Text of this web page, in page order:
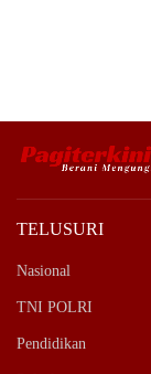
TELUSURI
Nasional
TNI POLRI
Pendidikan